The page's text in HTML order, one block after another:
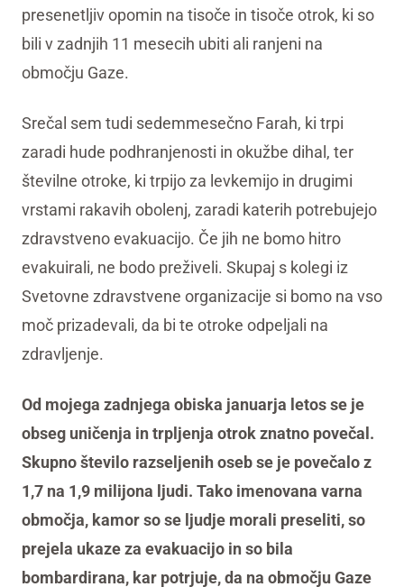
presenetljiv opomin na tisoče in tisoče otrok, ki so
bili v zadnjih 11 mesecih ubiti ali ranjeni na
območju Gaze.
Srečal sem tudi sedemmesečno Farah, ki trpi
zaradi hude podhranjenosti in okužbe dihal, ter
številne otroke, ki trpijo za levkemijo in drugimi
vrstami rakavih obolenj, zaradi katerih potrebujejo
zdravstveno evakuacijo. Če jih ne bomo hitro
evakuirali, ne bodo preživeli. Skupaj s kolegi iz
Svetovne zdravstvene organizacije si bomo na vso
moč prizadevali, da bi te otroke odpeljali na
zdravljenje.
Od mojega zadnjega obiska januarja letos se je
obseg uničenja in trpljenja otrok znatno povečal.
Skupno število razseljenih oseb se je povečalo z
1,7 na 1,9 milijona ljudi. Tako imenovana varna
območja, kamor so se ljudje morali preseliti, so
prejela ukaze za evakuacijo in so bila
bombardirana, kar potrjuje, da na območju Gaze